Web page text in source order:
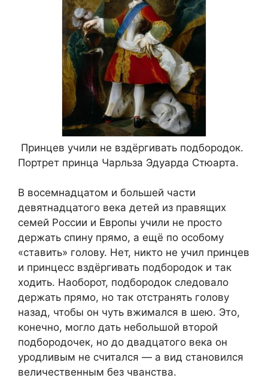
Принцев учили не вздёргивать подбородок.
Портрет принца Чарльза Эдуарда Стюарта.
В восемнадцатом и большей части
девятнадцатого века детей из правящих
семей России и Европы учили не просто
держать спину прямо, а ещё по особому
«ставить» голову. Нет, никто не учил принцев
и принцесс вздёргивать подбородок и так
ходить. Наоборот, подбородок следовало
держать прямо, но так отстранять голову
назад, чтобы он чуть вжимался в шею. Это,
конечно, могло дать небольшой второй
подбородочек, но до двадцатого века он
уродливым не считался — а вид становился
величественным без чванства.